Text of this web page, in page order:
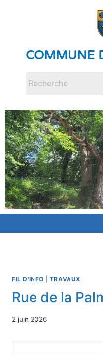
COMMUNE
FIL D'INFO TRAVAUX
Rue de la
2 juin 2026